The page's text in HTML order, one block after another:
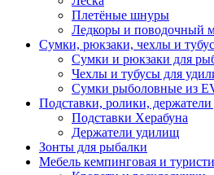
Плетёные шнуры
Ледкоры и поводочный
Сумки, рюкзаки, чехлы и
Сумки и рюкзаки для
Чехлы и тубусы для
Сумки рыболовные из
Подставки, ролики,
Подставки Херабуна
Держатели удилищ
Зонты для рыбалки
Мебель кемпинговая и